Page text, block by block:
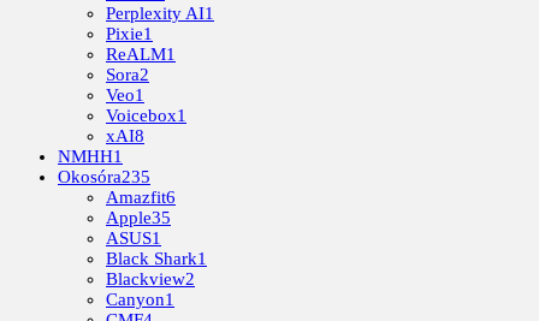
Perplexity AI1
Pixie1
ReALM1
Sora2
Veo1
Voicebox1
xAI8
NMHH1
Okosóra235
Amazfit6
Apple35
ASUS1
Black Shark1
Blackview2
Canyon1